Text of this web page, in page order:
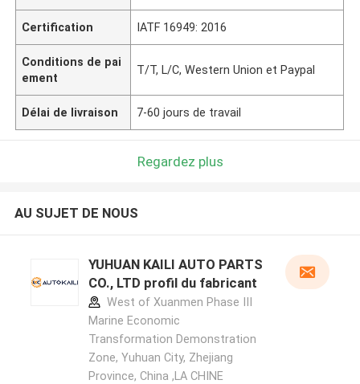
Certification IATF 16949: 2016
Conditions de pai
ement
T/T, L/C, Western Union et Paypal
Délai de livraison 7-60 jours de travail
Regardez plus
AU SUJET DE NOUS
YUHUAN KAILI AUTO PARTS
CO., LTD profil du fabricant
West of Xuanmen Phase III
Marine Economic
Transformation Demonstration
Zone, Yuhuan City, Zhejiang
Province, China ,LA CHINE